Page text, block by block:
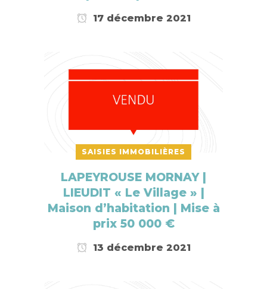
17 décembre 2021
SAISIES IMMOBILIÈRES
LAPEYROUSE MORNAY |
LIEUDIT « Le Village » |
Maison d’habitation | Mise à
prix 50 000 €
13 décembre 2021